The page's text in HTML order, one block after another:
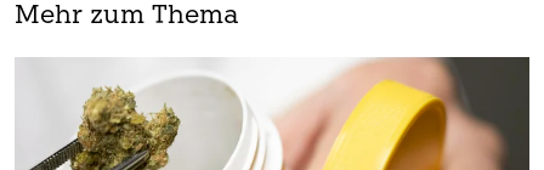
Mehr zum Thema